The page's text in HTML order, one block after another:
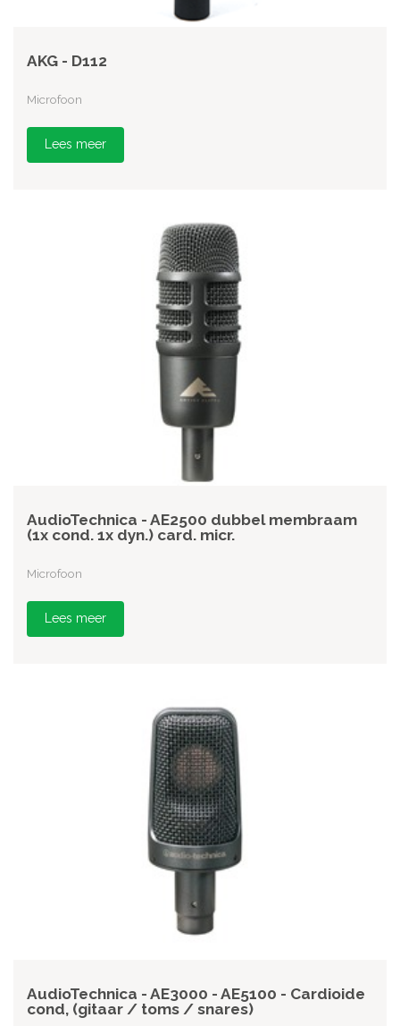
AKG - D112
Microfoon
Lees meer
AudioTechnica - AE2500 dubbel membraam
(1x cond. 1x dyn.) card. micr.
Microfoon
Lees meer
AudioTechnica - AE3000 - AE5100 - Cardioide
cond, (gitaar / toms / snares)